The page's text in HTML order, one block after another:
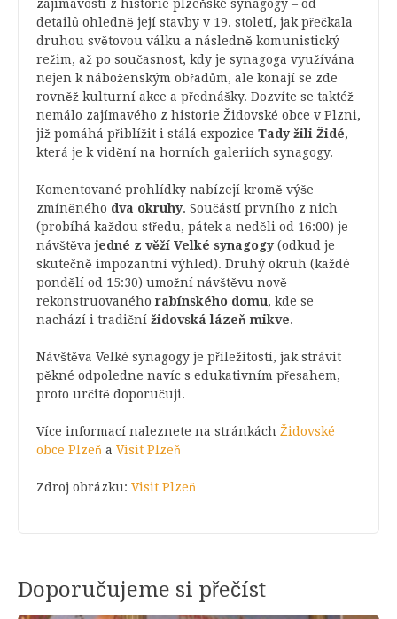
zajímavostí z historie plzeňské synagogy – od
detailů ohledně její stavby v 19. století, jak přečkala
druhou světovou válku a následně komunistický
režim, až po současnost, kdy je synagoga využívána
nejen k náboženským obřadům, ale konají se zde
rovněž kulturní akce a přednášky. Dozvíte se taktéž
nemálo zajímavého z historie Židovské obce v Plzni,
již pomáhá přiblížit i stálá expozice Tady žili Židé,
která je k vidění na horních galeriích synagogy.
Komentované prohlídky nabízejí kromě výše
zmíněného dva okruhy. Součástí prvního z nich
(probíhá každou středu, pátek a neděli od 16:00) je
návštěva jedné z věží Velké synagogy (odkud je
skutečně impozantní výhled). Druhý okruh (každé
pondělí od 15:30) umožní návštěvu nově
rekonstruovaného rabínského domu, kde se
nachází i tradiční židovská lázeň mikve.
Návštěva Velké synagogy je příležitostí, jak strávit
pěkné odpoledne navíc s edukativním přesahem,
proto určitě doporučuji.
Více informací naleznete na stránkách Židovské
obce Plzeň a Visit Plzeň
Zdroj obrázku: Visit Plzeň
Doporučujeme si přečíst